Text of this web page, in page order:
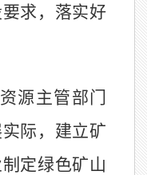
求，落实好
源主管部门
际，建立矿
定绿色矿山